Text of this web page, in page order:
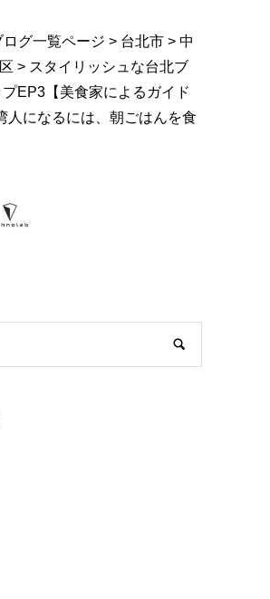
ログ一覧ページ > 台北市 >中
> スタイリッシュな台北ブ
EP3【美食家によるガイド
人になるには、朝ごはんを食